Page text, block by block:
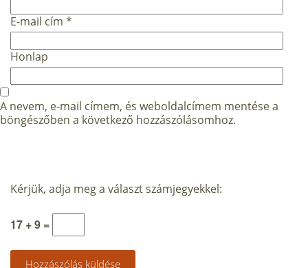
E-mail cím *
Honlap
A nevem, e-mail címem, és weboldalcímem mentése a
böngészőben a következő hozzászólásomhoz.
Kérjük, adja meg a választ számjegyekkel:
17 + 9 =